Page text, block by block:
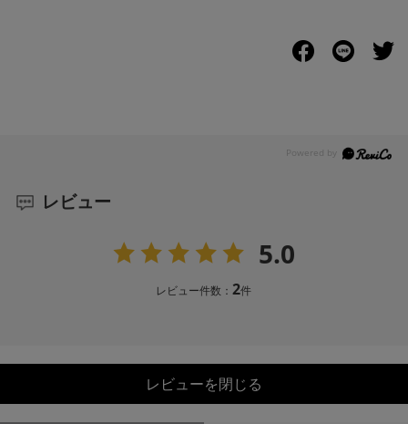
レビュー
5.0
レビュー件数：2件
レビューを閉じる